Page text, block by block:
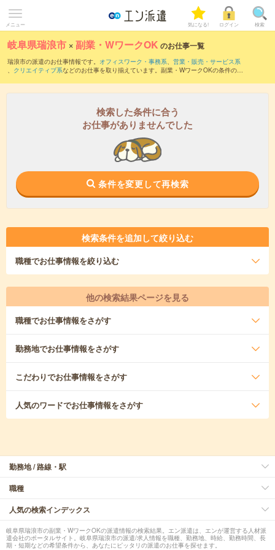
メニュー 気になる! ログイン 検索
岐阜県瑞浪市 ×副業・WワークOK のお仕事一覧
瑞浪市の派遣のお仕事情報です。 オフィスワーク・事務系、 営業・販売・サービス系
、 クリエイティブ系などのお仕事を取り揃えています。副業・WワークOKの条件の他
検索した条件に合う
お仕事がありませんでした
条件を変更して再検索
検索条件を追加して絞り込む
職種でお仕事情報を絞り込む
他の検索結果ページを見る
職種でお仕事情報をさがす
勤務地でお仕事情報をさがす
こだわりでお仕事情報をさがす
人気のワードでお仕事情報をさがす
勤務地 / 路線・駅
職種
人気の検索インデックス
岐阜県瑞浪市の副業・WワークOKの派遣情報の検索結果。エン派遣は、エンが運営する人材派
遣会社のポータルサイト。岐阜県瑞浪市の派遣/求人情報を職種、勤務地、時給、勤務時間、長
期・短期などの希望条件から、あなたにピッタリの派遣のお仕事を探せます。